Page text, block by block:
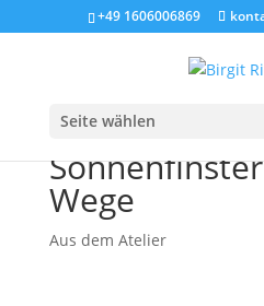
+49 1606006869
Seite wählen
Wege
Aus dem Atelier